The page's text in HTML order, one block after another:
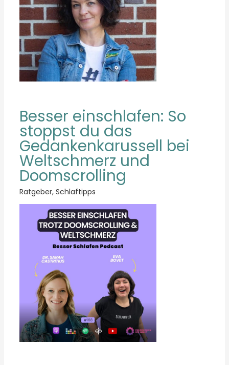
Besser einschlafen: So
stoppst du das
Gedankenkarussell bei
Weltschmerz und
Doomscrolling
Ratgeber, Schlaftipps